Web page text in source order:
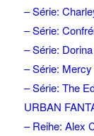
– Série:
– Série:
– Série:
– Série:
– Série: The
URBAN
– Reihe: Alex